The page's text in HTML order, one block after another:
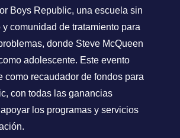
Boys Republic, una escuela sin
comunidad de tratamiento para
donde Steve McQueen
adolescente. Este evento
como recaudador de fondos para
con todas las ganancias
los programas y servicios